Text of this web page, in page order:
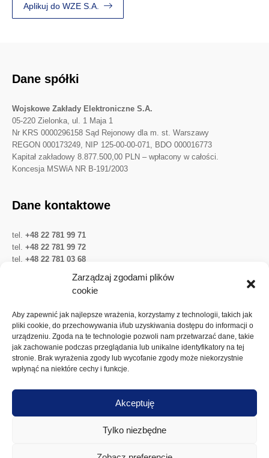
Zarządzaj zgodami plików
cookie
Aby zapewnić jak najlepsze wrażenia, korzystamy z technologii, takich jak
pliki cookie, do przechowywania i/lub uzyskiwania dostępu do informacji o
urządzeniu. Zgoda na te technologie pozwoli nam przetwarzać dane, takie
jak zachowanie podczas przeglądania lub unikalne identyfikatory na tej
stronie. Brak wyrażenia zgody lub wycofanie zgody może niekorzystnie
wpłynąć na niektóre cechy i funkcje.
Akceptuję
Tylko niezbędne
Aplikuj do WZE S.A.
Dane spółki
Wojskowe Zakłady Elektroniczne S.A.
05-220 Zielonka, ul. 1 Maja 1
Nr KRS 0000296158 Sąd Rejonowy dla m. st. Warszawy
REGON 000173249, NIP 125-00-00-071, BDO 000016773
Kapitał zakładowy 8.877.500,00 PLN – wpłacony w całości.
Koncesja MSWiA NR B-191/2003
Dane kontaktowe
tel. +48 22 781 99 71
tel. +48 22 781 99 72
tel. +48 22 781 03 68
LinkedIn
YouTube
Ważne linki
Ochrona danych osobowych
Akcje Spółki
Walne zgromadzenia